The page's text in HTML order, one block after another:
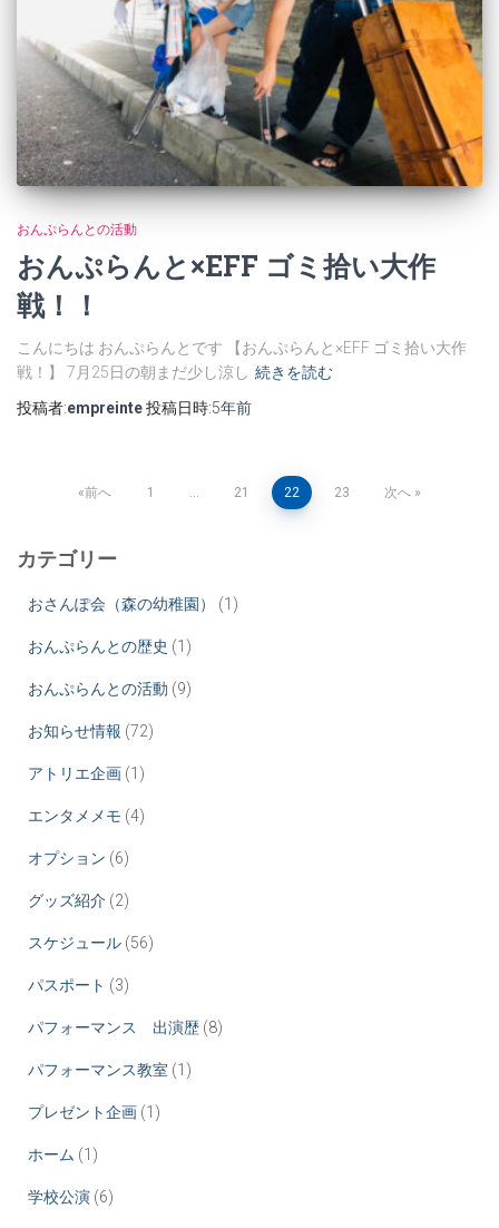
おんぷらんとの活動
おんぷらんと×EFF ゴミ拾い大作
戦！！
こんにちは おんぷらんとです 【おんぷらんと×EFF ゴミ拾い大作
戦！】 7月25日の朝まだ少し涼し 続きを読む
投稿者:empreinte投稿日時:5年前
稿
の
ペ
ー
ジ
送
り
前へ 1 … 21 22 23 次へ
カテゴリー
おさんぽ会（森の幼稚園） (1)
おんぷらんとの歴史 (1)
おんぷらんとの活動 (9)
お知らせ情報 (72)
アトリエ企画 (1)
エンタメメモ (4)
オプション (6)
グッズ紹介 (2)
スケジュール (56)
パスポート (3)
パフォーマンス 出演歴 (8)
パフォーマンス教室 (1)
プレゼント企画 (1)
ホーム (1)
学校公演 (6)